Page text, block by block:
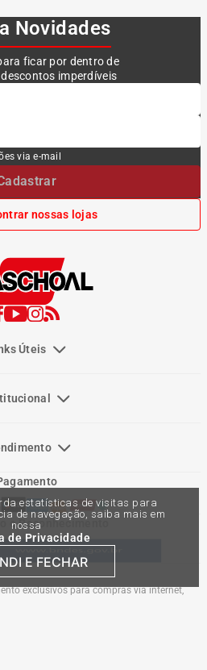
estatísticas de visitas para
de navegação, saiba mais em
nossa
de Privacidade
E FECHAR
Novidades
ficar por dentro de
imperdíveis
via e-mail
nossas lojas
Úteis
e Reconhecimento
exclusivos para compras via internet,